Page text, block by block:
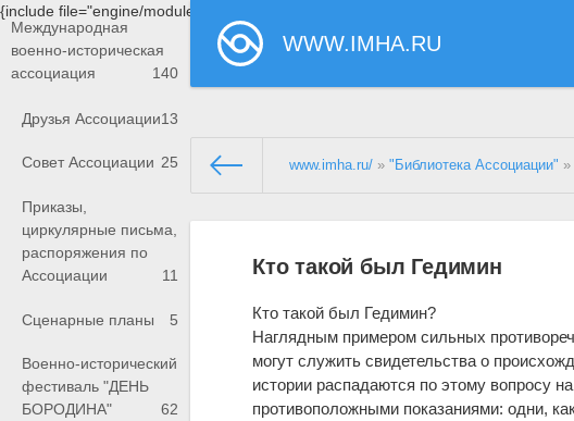
{include file="engine/modules/saperu/head.php"}
WWW.IMHA.RU
Международная
военно-историческая
ассоциация
140
Друзья Ассоциации13
Совет Ассоциации 25
Приказы,
циркулярные письма,
распоряжения по
Ассоциации
11
Сценарные планы 5
Военно-исторический
фестиваль "ДЕНЬ
БОРОДИНА"
62
www.imha.ru/ »"Библиотека Ассоциации" »
Кто такой был Гедимин
Кто такой был Гедимин?
Наглядным примером сильных
могут служить свидетельства о
истории распадаются по этому вопросу
противоположными показаниями: одни,